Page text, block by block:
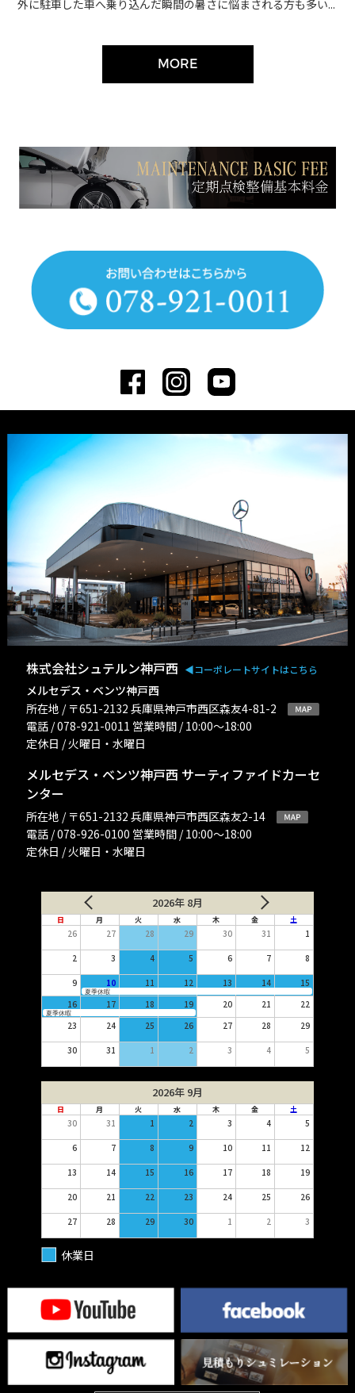
外に駐車した車へ乗り込んだ瞬間の暑さに悩まされる方も多い...
MORE
株式会社シュテルン神戸西 ◀︎コーポレートサイトはこちら
メルセデス・ベンツ神戸西
所在地 / 〒651-2132 兵庫県神戸市西区森友4-81-2
電話 / 078-921-0011 営業時間 / 10:00〜18:00
定休日 / 火曜日・水曜日
メルセデス・ベンツ神戸西 サーティファイドカーセ
ンター
所在地 / 〒651-2132 兵庫県神戸市西区森友2-14
電話 / 078-926-0100 営業時間 / 10:00〜18:00
定休日 / 火曜日・水曜日
2026年 8月
日 月 火 水 木 金 土
26 27 28 29 30 31 1
2 3 4 5 6 7 8
9 10 11 12 13 14 15
夏季休暇
16 17 18 19 20 21 22
夏季休暇
23 24 25 26 27 28 29
30 31 1 2 3 4 5
2026年 9月
日 月 火 水 木 金 土
30 31 1 2 3 4 5
6 7 8 9 10 11 12
13 14 15 16 17 18 19
20 21 22 23 24 25 26
27 28 29 30 1 2 3
休業日